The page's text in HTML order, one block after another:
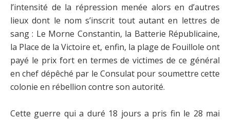
l’intensité de la répression menée alors en d’autres
lieux dont le nom s’inscrit tout autant en lettres de
sang : Le Morne Constantin, la Batterie Républicaine,
la Place de la Victoire et, enfin, la plage de Fouillole ont
payé le prix fort en termes de victimes de ce général
en chef dépêché par le Consulat pour soumettre cette
colonie en rébellion contre son autorité.
Cette guerre qui a duré 18 jours a pris fin le 28 mai